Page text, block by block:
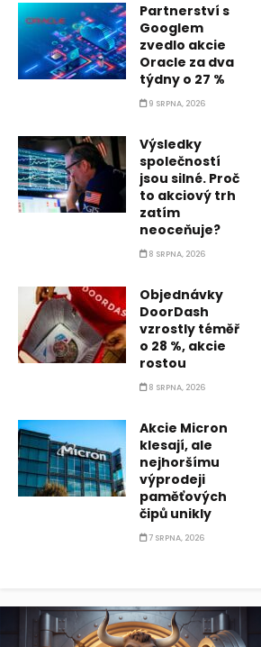
Partnerství s
Googlem
zvedlo akcie
Oracle za dva
týdny o 27 %
9 SRPNA, 2026
Výsledky
společností
jsou silné. Proč
to akciový trh
zatím
neoceňuje?
8 SRPNA, 2026
Objednávky
DoorDash
vzrostly téměř
o 28 %, akcie
rostou
8 SRPNA, 2026
Akcie Micron
klesají, ale
nejhoršímu
výprodeji
paměťových
čipů unikly
7 SRPNA, 2026